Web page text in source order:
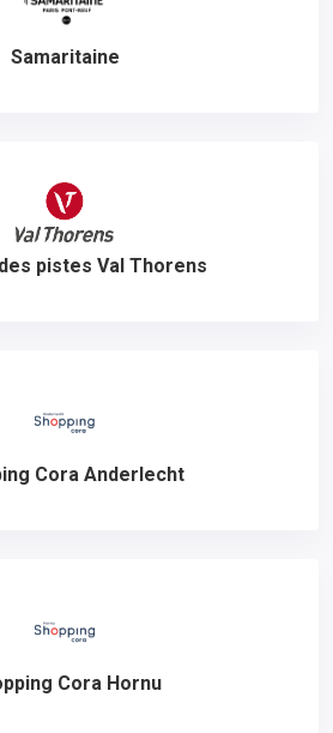
Samaritaine
pistes Val Thorens
Cora Anderlecht
Cora Hornu